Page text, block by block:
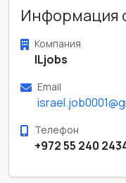
Информация
Компания
ILjobs
Email
Телефон
+972 55 240